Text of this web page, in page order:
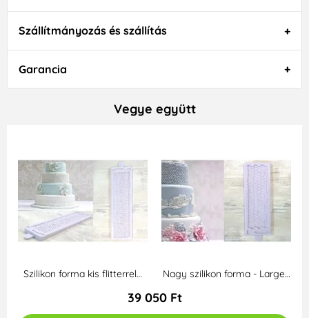
Szállítmányozás és szállítás
Garancia
Vegye együtt
Szilikon forma kis flitterrel… Nagy szilikon forma - Large…
39 050 Ft